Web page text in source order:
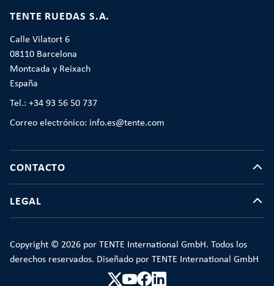
TENTE RUEDAS S.A.
Calle Vilatort 6
08110 Barcelona
Montcada y Reixach
España
Tel.: +34 93 56 50 737
Correo electrónico: info.es@tente.com
CONTACTO
LEGAL
Copyright © 2026 por TENTE International GmbH. Todos los
derechos reservados. Diseñado por TENTE International GmbH